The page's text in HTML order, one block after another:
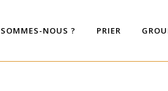
NOUS ? PRIER